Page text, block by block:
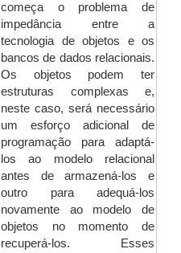
começa o problema de
impedância entre a
tecnologia de objetos e os
bancos de dados relacionais.
Os objetos podem ter
estruturas complexas e,
neste caso, será necessário
um esforço adicional de
programação para adaptá-
los ao modelo relacional
antes de armazená-los e
outro para adequá-los
novamente ao modelo de
objetos no momento de
recuperá-los. Esses